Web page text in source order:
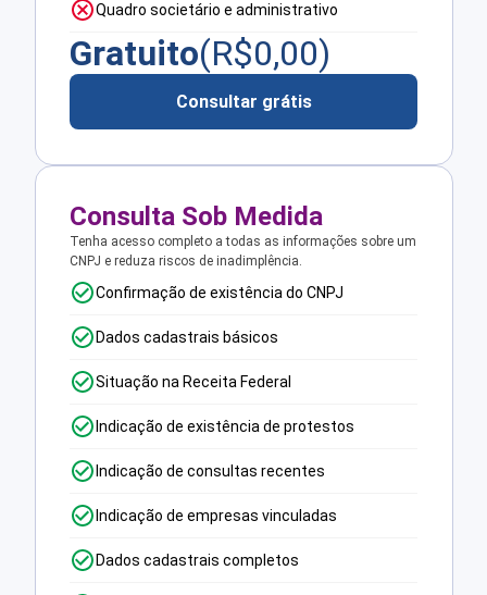
Quadro societário e administrativo
Gratuito(R$0,00)
Consultar grátis
Consulta Sob Medida
Tenha acesso completo a todas as informações sobre um
CNPJ e reduza riscos de inadimplência.
Confirmação de existência do CNPJ
Dados cadastrais básicos
Situação na Receita Federal
Indicação de existência de protestos
Indicação de consultas recentes
Indicação de empresas vinculadas
Dados cadastrais completos